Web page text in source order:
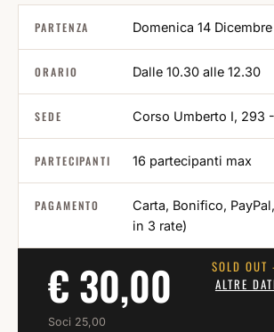
PARTENZA Domenica 14
ORARIO Dalle 10.30 alle 12.30
SEDE Corso Umberto I, 293
PARTECIPANTI 16 partecipanti max
PAGAMENTO
Carta, Bonifico,
in 3 rate)
€ 30,00
Soci 25,00
SOLD
ALTRE